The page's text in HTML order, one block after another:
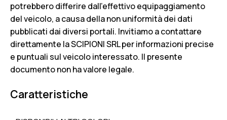
potrebbero differire dall’effettivo equipaggiamento
del veicolo, a causa della non uniformità dei dati
pubblicati dai diversi portali. Invitiamo a contattare
direttamente la SCIPIONI SRL per informazioni precise
e puntuali sul veicolo interessato. Il presente
documento non ha valore legale.
Caratteristiche